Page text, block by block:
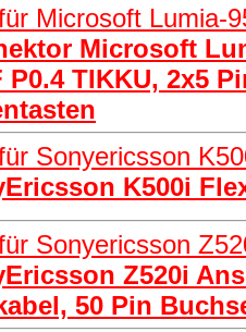
Microsoft Lumia-
Microsoft
P0.4 TIKKU, 2x5
Sonyericsson
K500i
Sonyericsson
Z520i
50 Pin